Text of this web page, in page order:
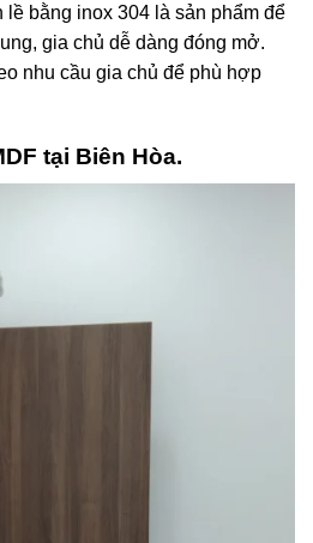
lề bằng inox 304 là sản phẩm để
gia chủ dễ dàng đóng mở.
nhu cầu gia chủ để phù hợp
tại Biên Hòa.